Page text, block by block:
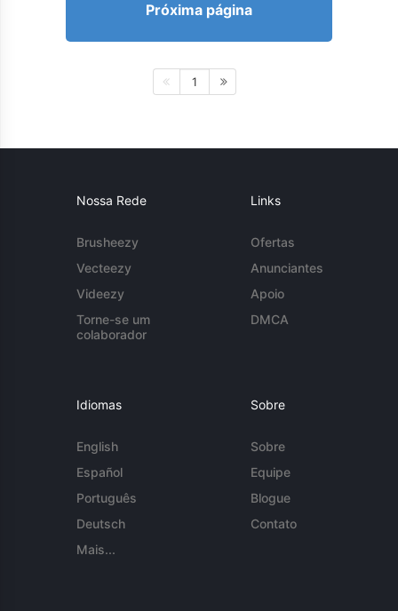
Próxima página
1
Nossa Rede
Brusheezy
Vecteezy
Videezy
Torne-se um
colaborador
Links
Ofertas
Anunciantes
Apoio
DMCA
Idiomas
English
Español
Português
Deutsch
Mais...
Sobre
Sobre
Equipe
Blogue
Contato